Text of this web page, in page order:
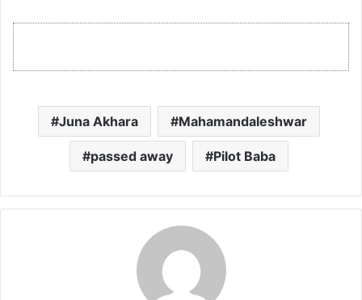
Juna Akhara Mahamandaleshwar
passed away Pilot Baba